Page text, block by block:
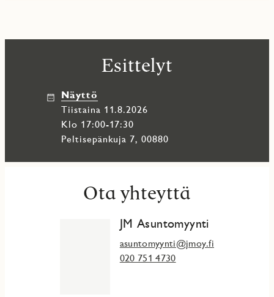
Esittelyt
Näyttö
tiistaina 11.8.2026
Klo 17:00-17:30
Peltisepänkuja 7, 00880
Ota yhteyttä
JM Asuntomyynti
asuntomyynti@jmoy.fi
020 751 4730